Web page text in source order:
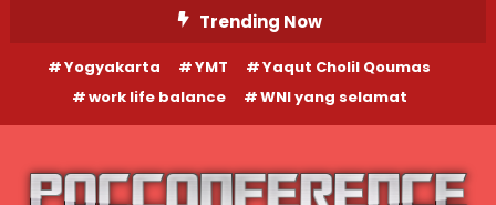
Content
Trending Now
Yogyakarta YMT
Yaqut Cholil Qoumas
work life balance
WNI yang selamat